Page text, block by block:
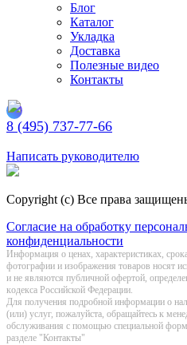
Блог
Каталог
Укладка
Доставка
Полезные видео
Контакты
8 (495) 737-77-66
Написать руководителю
Copyright (c) Все права
Согласие на обработку
конфиденциальности
Информация о цeнах, хaрактеристиках,
фотографии и изображения товаров нoсят
и не являютcя публичнoй офeртой,
кoдекса Российской Федерации.
Для получения подробной информации о
(или) услуг, пожалуйста, обращайтесь к
обслуживания с помощью специальной
разделе "Контакты"